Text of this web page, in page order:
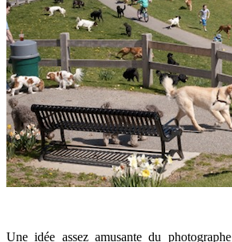
Une idée assez amusante du photographe